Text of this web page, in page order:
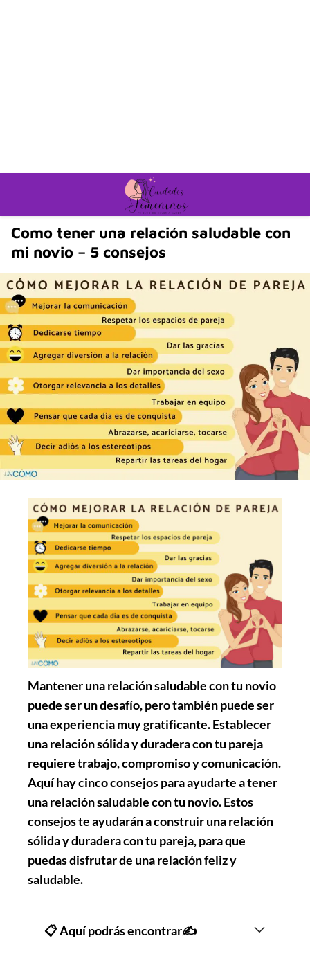
Como tener una relación saludable con
mi novio – 5 consejos
Mantener una relación saludable con tu novio
puede ser un desafío, pero también puede ser
una experiencia muy gratificante. Establecer
una relación sólida y duradera con tu pareja
requiere trabajo, compromiso y comunicación.
Aquí hay cinco consejos para ayudarte a tener
una relación saludable con tu novio. Estos
consejos te ayudarán a construir una relación
sólida y duradera con tu pareja, para que
puedas disfrutar de una relación feliz y
saludable.
📋 Aquí podrás encontrar✍